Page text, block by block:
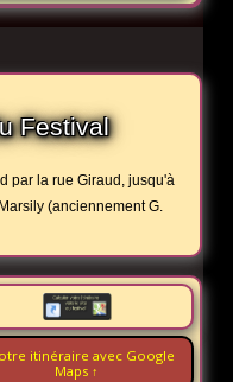
Festival
par la rue Giraud, jusqu'à
(anciennement G.
itinéraire avec Google
Maps ↑